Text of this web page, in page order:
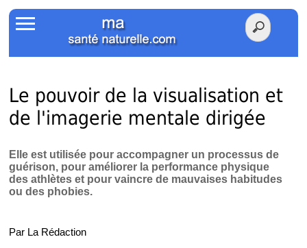
Accueil
Votre Santé
Herbier
Tests
Membres Amis
Le pouvoir de la visualisation et
de l'imagerie mentale dirigée
Elle est utilisée pour accompagner un processus de
guérison, pour améliorer la performance physique
des athlètes et pour vaincre de mauvaises habitudes
ou des phobies.
Par La Rédaction